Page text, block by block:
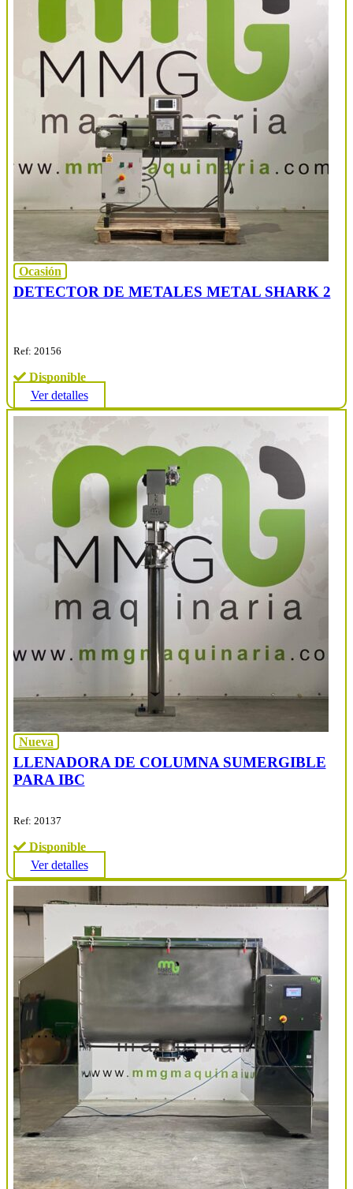
Ocasión
DETECTOR DE METALES METAL SHARK 2
Ref: 20156
Disponible
Ver detalles
Nueva
LLENADORA DE COLUMNA SUMERGIBLE
PARA IBC
Ref: 20137
Disponible
Ver detalles